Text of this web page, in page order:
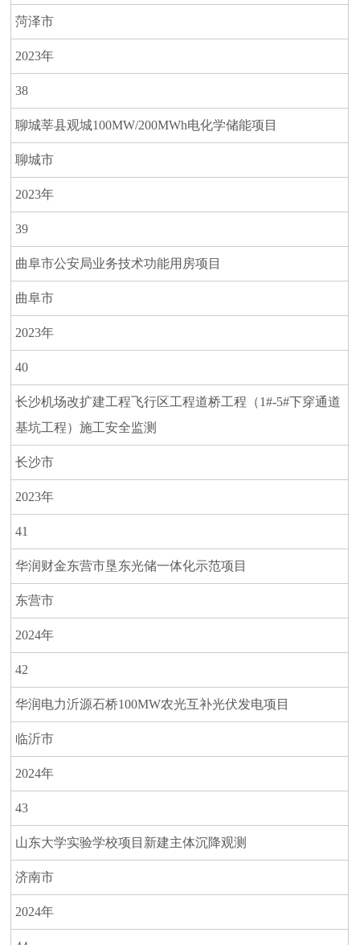
菏泽市
2023年
38
聊城莘县观城100MW/200MWh电化学储能项目
聊城市
2023年
39
曲阜市公安局业务技术功能用房项目
曲阜市
2023年
40
长沙机场改扩建工程飞行区工程道桥工程（1#-5#下穿通道
基坑工程）施工安全监测
长沙市
2023年
41
华润财金东营市垦东光储一体化示范项目
东营市
2024年
42
华润电力沂源石桥100MW农光互补光伏发电项目
临沂市
2024年
43
山东大学实验学校项目新建主体沉降观测
济南市
2024年